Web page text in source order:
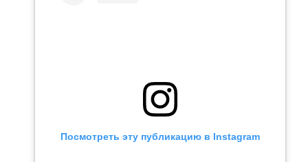
Посмотреть эту публикацию в Instagram